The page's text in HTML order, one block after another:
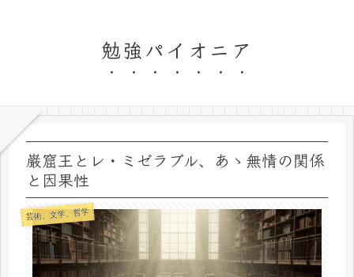
勉強パイオニア
巌窟王とレ・ミゼラブル、あゝ無情の関係
と因果性
芸術、文学、哲学